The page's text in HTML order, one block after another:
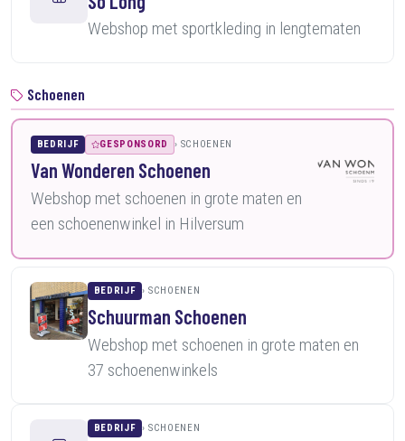
Webshop met sportkleding in lengtematen
Schoenen
BEDRIJF GESPONSORD SCHOENEN
Van Wonderen Schoenen
Webshop met schoenen in grote maten en
een schoenenwinkel in Hilversum
BEDRIJF SCHOENEN
Schuurman Schoenen
Webshop met schoenen in grote maten en
37 schoenenwinkels
BEDRIJF SCHOENEN